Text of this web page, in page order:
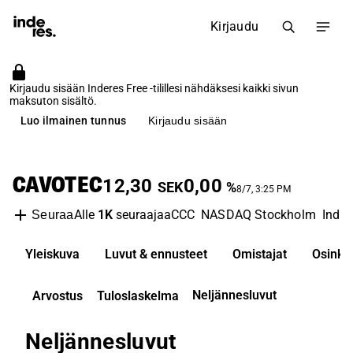
Kirjaudu
Kirjaudu sisään Inderes Free -tilillesi nähdäksesi kaikki sivun
maksuton sisältö.
Luo ilmainen tunnus
Kirjaudu sisään
CAVOTEC12,30 SEK0,00 %8/7, 3:25 PM
SeuraaAlle 1KseuraajaaCCC NASDAQ Stockholm
Yleiskuva Luvut & ennusteet Omistajat Osinko
Arvostus Tuloslaskelma Neljännesluvut
Neljännesluvut